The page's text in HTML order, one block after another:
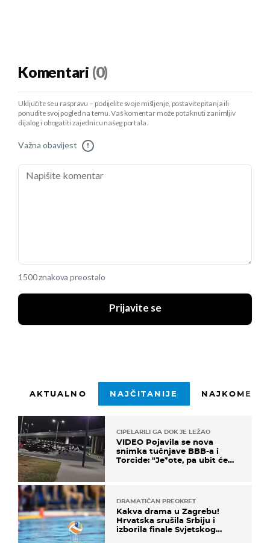
Komentari (0)
Uključite se u raspravu – podijelite svoje mišljenje, postavite pitanja ili
ponudite svoj pogled na temu. Vaš komentar može potaknuti zanimljiv
dijalog i obogatiti zajednicu našeg portala.
Važna obavijest !
1500 znakova preostalo
Prijavite se
AKTUALNO NAJČITANIJE
CIPELARILI GA DOK JE LEŽAO
VIDEO Pojavila se nova
snimka tučnjave BBB-a i
Torcide: "Je*ote, pa ubit će
DRAMATIČAN PREOKRET
Kakva drama u Zagrebu!
Hrvatska srušila Srbiju i
izborila finale Svjetskog